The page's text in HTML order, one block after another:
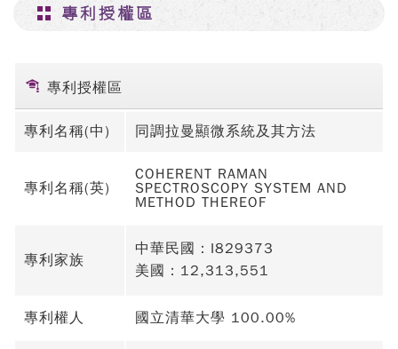
專利授權區
專利授權區
專利名稱(中) 同調拉曼顯微系統及其方法
專利名稱(英)
COHERENT RAMAN
SPECTROSCOPY SYSTEM AND
METHOD THEREOF
專利家族
中華民國：I829373
美國：12,313,551
專利權人 國立清華大學 100.00%